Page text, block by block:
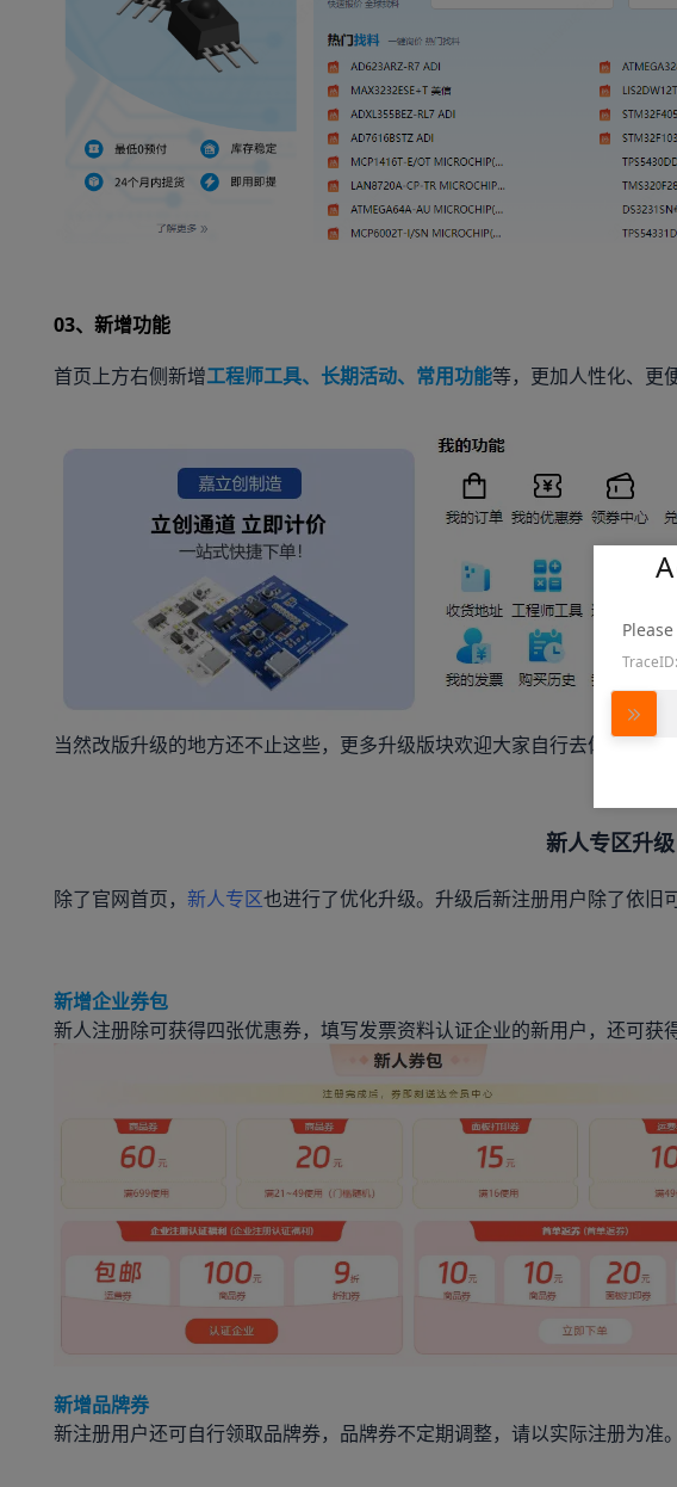
03、新增功能
首页上方右侧新增工程师工具、长期活动、常用功能等，更加人性化、更
当然改版升级的地方还不止这些，更多升级版块欢迎大家自行去体验！
新人专区升级
除了官网首页， 新人专区也进行了优化升级。升级后新注册用户除了依旧
新增企业券包
新人注册除可获得四张优惠券，填写发票资料认证企业的新用户，还可获
新增品牌券
新注册用户还可自行领取品牌券，品牌券不定期调整，请以实际注册为准。